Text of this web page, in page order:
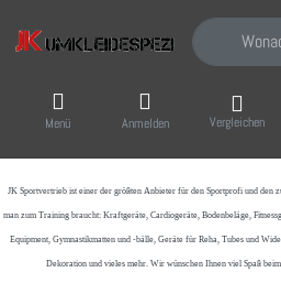
Geben Sie
Menü Anmelden Vergleichen
JK Sportvertrieb ist einer der größten Anbieter für den Sportprofi und den
man zum Training braucht: Kraftgeräte, Cardiogeräte, Bodenbeläge,
Equipment, Gymnastikmatten und -bälle, Geräte für Reha, Tubes und
Dekoration und vieles mehr. Wir wünschen Ihnen viel Spaß